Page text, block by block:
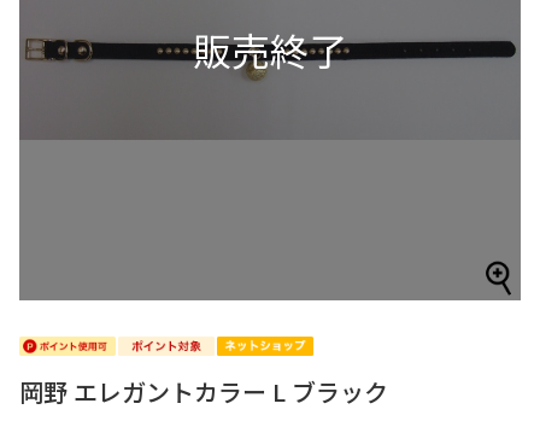
岡野 エレガントカラー L ブラック